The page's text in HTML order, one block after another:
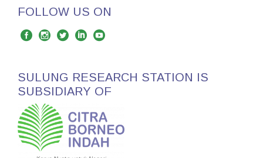
FOLLOW US ON
SULUNG RESEARCH STATION IS
SUBSIDIARY OF